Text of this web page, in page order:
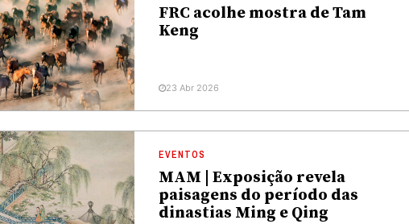
FRC acolhe mostra de Tam
Keng
23 Abr 2026
EVENTOS
MAM | Exposição revela
paisagens do período das
dinastias Ming e Qing